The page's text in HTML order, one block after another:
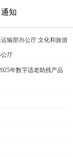
通知
输部办公厅 文化和旅游
厅
年数字适老助残产品